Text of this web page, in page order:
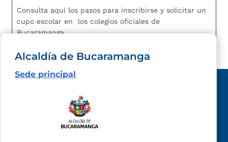
Consulta aqui los pasos para inscribirse y solicitar un
cupo escolar en los colegios oficiales de
Bucaramanga.
Alcaldía de Bucaramanga
Sede principal